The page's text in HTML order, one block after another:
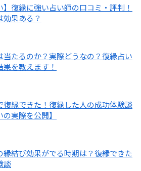
】復縁に強い占い師の口コミ・評判！
果ある？
当たるのか？実際どうなの？復縁占い
果を教えます！
復縁できた！復縁した人の成功体験談
の実際を公開】
縁結び効果がでる時期は？復縁できた
談